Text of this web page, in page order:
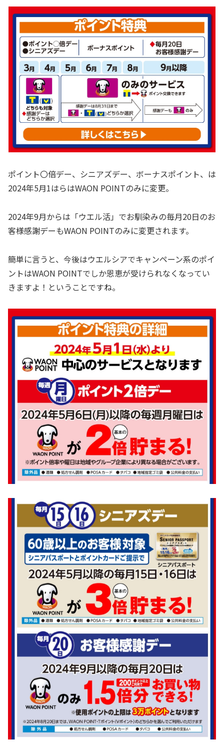
ポイント〇倍デー、シニアズデー、ボーナスポイント、は
2024年5月1はらはWAON POINTのみに変更。
2024年9月からは「ウエル活」でお馴染みの毎月20日のお
客様感謝デーもWAON POINTのみに変更されます。
簡単に言うと、今後はウエルシアでキャンペーン系のポイ
ントはWAON POINTでしか恩恵が受けられなくなってい
きますよ！ということですね。